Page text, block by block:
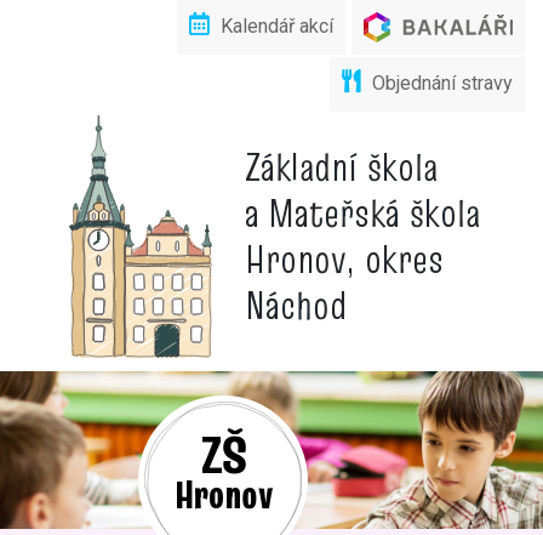
Základní škola
a Mateřská škola
Hronov, okres
Náchod
Kalendář akcí
Objednání stravy
ZŠ
Hronov